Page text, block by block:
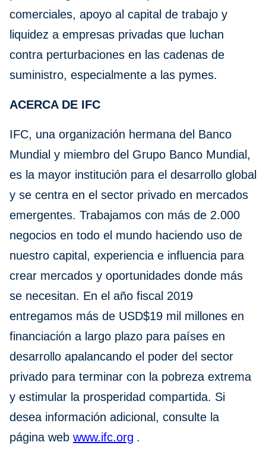
comerciales, apoyo al capital de trabajo y
liquidez a empresas privadas que luchan
contra perturbaciones en las cadenas de
suministro, especialmente a las pymes.
ACERCA DE IFC
IFC, una organización hermana del Banco
Mundial y miembro del Grupo Banco Mundial,
es la mayor institución para el desarrollo global
y se centra en el sector privado en mercados
emergentes. Trabajamos con más de 2.000
negocios en todo el mundo haciendo uso de
nuestro capital, experiencia e influencia para
crear mercados y oportunidades donde más
se necesitan. En el año fiscal 2019
entregamos más de USD$19 mil millones en
financiación a largo plazo para países en
desarrollo apalancando el poder del sector
privado para terminar con la pobreza extrema
y estimular la prosperidad compartida. Si
desea información adicional, consulte la
página web www.ifc.org .